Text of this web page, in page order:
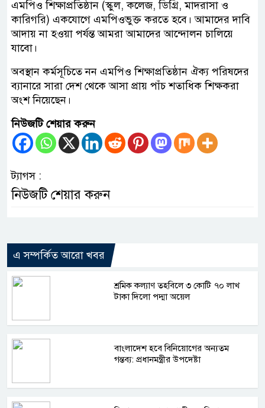
এমপিও শিক্ষাপ্রতিষ্ঠান (স্কুল, কলেজ, ডিগ্রি, মাদরাসা ও
কারিগরি) একযোগে এমপিওভুক্ত করতে হবে। আমাদের দাবি
আদায় না হওয়া পর্যন্ত আমরা আমাদের আন্দোলন চালিয়ে
যাবো।
অবস্থান কর্মসূচিতে নন এমপিও শিক্ষাপ্রতিষ্ঠান ঐক্য পরিষদের
ব্যানারে সারা দেশ থেকে আসা প্রায় পাঁচ শতাধিক শিক্ষকরা
অংশ নিয়েছেন।
নিউজটি শেয়ার করুন
ট্যাগস :
নিউজটি শেয়ার করুন
এ সম্পর্কিত আরো খবর
শ্রমিক কল্যাণ তহবিলে ৩ কোটি ৭০ লাখ
টাকা দিলো পদ্মা অয়েল
বাংলাদেশ হবে বিনিয়োগের অন্যতম
গন্তব্য: প্রধানমন্ত্রীর উপদেষ্টা